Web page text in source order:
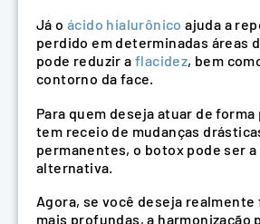
Já o ácido hialurônico ajuda a
perdido em determinadas áreas
pode reduzir aflacidez, bem
contorno da face.
Para quem deseja atuar de
tem receio de mudanças
permanentes, o botox pode ser
alternativa.
Agora, se você deseja
mais profundas, a harmonização